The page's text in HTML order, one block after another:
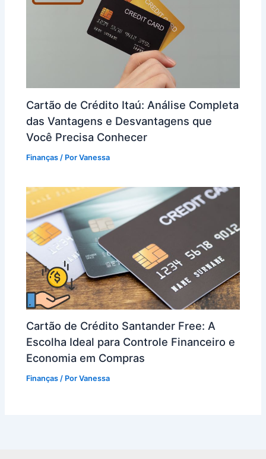
Cartão de Crédito Itaú: Análise Completa
das Vantagens e Desvantagens que
Você Precisa Conhecer
Finanças / PorVanessa
Cartão de Crédito Santander Free: A
Escolha Ideal para Controle Financeiro e
Economia em Compras
Finanças / PorVanessa